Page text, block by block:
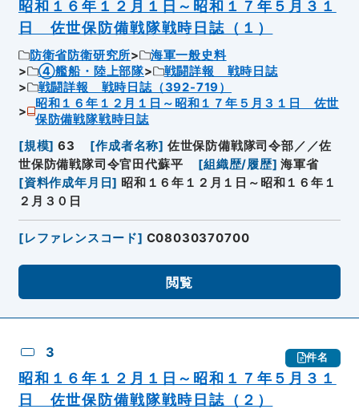
昭和１６年１２月１日～昭和１７年５月３１
日 佐世保防備戦隊戦時日誌（１）
防衛省防衛研究所
海軍一般史料
④艦船・陸上部隊
戦闘詳報 戦時日誌
戦闘詳報 戦時日誌（392-719）
昭和１６年１２月１日～昭和１７年５月３１日 佐世
保防備戦隊戦時日誌
[規模] 63 [作成者名称] 佐世保防備戦隊司令部／／佐
世保防備戦隊司令官田代蘇平
[組織歴/履歴] 海軍省
[資料作成年月日] 昭和１６年１２月１日～昭和１６年１
２月３０日
[レファレンスコード] C08030370700
閲覧
3 件名
昭和１６年１２月１日～昭和１７年５月３１
日 佐世保防備戦隊戦時日誌（２）